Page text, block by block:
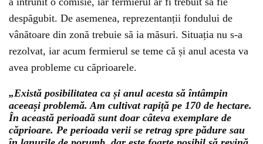
despăgubit. De asemenea, reprezentanții fondului de
vânătoare din zonă trebuie să ia măsuri. Situația nu s-a
rezolvat, iar acum fermierul se teme că și anul acesta va
avea probleme cu căprioarele.
„Există posibilitatea ca și anul acesta să întâmpin
aceeași problemă. Am cultivat rapiță pe 170 de hectare.
În această perioadă sunt doar câteva exemplare de
căprioare. Pe perioada verii se retrag spre pădure sau